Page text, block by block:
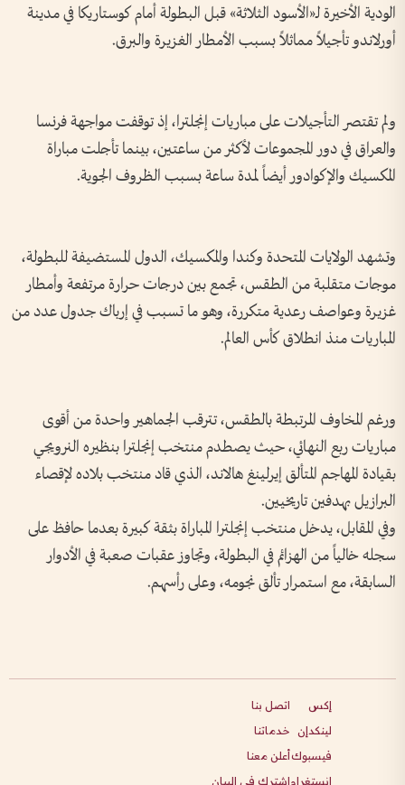
الودية الأخيرة لـ«الأسود الثلاثة» قبل البطولة أمام كوستاريكا في مدينة
أورلاندو تأجيلاً مماثلاً بسبب الأمطار الغزيرة والبرق.
ولم تقتصر التأجيلات على مباريات إنجلترا، إذ توقفت مواجهة فرنسا
والعراق في دور المجموعات لأكثر من ساعتين، بينما تأجلت مباراة
المكسيك والإكوادور أيضاً لمدة ساعة بسبب الظروف الجوية.
وتشهد الولايات المتحدة وكندا والمكسيك، الدول المستضيفة للبطولة،
موجات متقلبة من الطقس، تجمع بين درجات حرارة مرتفعة وأمطار
غزيرة وعواصف رعدية متكررة، وهو ما تسبب في إرباك جدول عدد من
المباريات منذ انطلاق كأس العالم.
ورغم المخاوف المرتبطة بالطقس، تترقب الجماهير واحدة من أقوى
مباريات ربع النهائي، حيث يصطدم منتخب إنجلترا بنظيره النرويجي
بقيادة المهاجم المتألق إيرلينغ هالاند، الذي قاد منتخب بلاده لإقصاء
البرازيل بهدفين تاريخيين.
وفي المقابل، يدخل منتخب إنجلترا المباراة بثقة كبيرة بعدما حافظ على
سجله خالياً من الهزائم في البطولة، وتجاوز عقبات صعبة في الأدوار
السابقة، مع استمرار تألق نجومه، وعلى رأسهم.
إكس
لينكدإن
فيسبوك
انستغرام
اتصل بنا
خدماتنا
أعلن معنا
اشترك في البيان